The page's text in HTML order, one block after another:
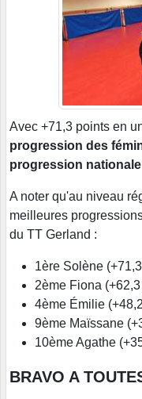
Avec +71,3 points en
progression des
progression nationale
A noter qu'au niveau
meilleures
du TT Gerland :
1ère Solène
2ème Fiona
4ème Émilie
9ème Maïssane
10ème Agathe
BRAVO A